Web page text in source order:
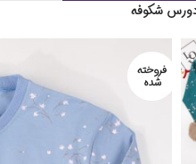
شکوفه
فروخته
شده